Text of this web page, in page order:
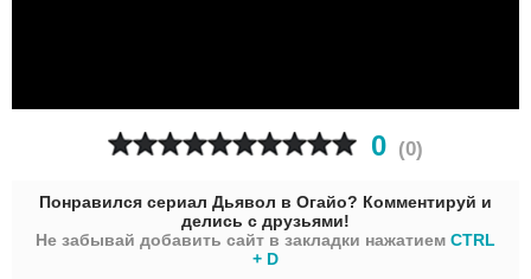
0 (0)
Понравился сериал Дьявол в Огайо? Комментируй и
делись с друзьями!
Не забывай добавить сайт в закладки нажатием CTRL
+ D